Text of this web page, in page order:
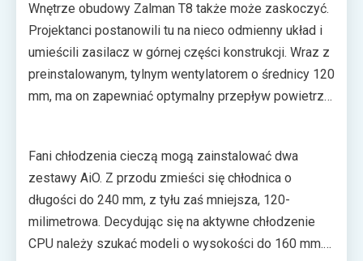
napędem optycznym. Klasykę zrównoważono tu
niewielkim, nowoczesnym akcentem w postaci pasa
RGB LED.
Wnętrze obudowy Zalman T8 także może zaskoczyć.
Projektanci postanowili tu na nieco odmienny układ i
umieścili zasilacz w górnej części konstrukcji. Wraz z
preinstalowanym, tylnym wentylatorem o średnicy 120
mm, ma on zapewniać optymalny przepływ powietrza
mm i jedno boczne mające 120 mm.
Fani chłodzenia cieczą mogą zainstalować dwa
zestawy AiO. Z przodu zmieści się chłodnica o
długości do 240 mm, z tyłu zaś mniejsza, 120-
milimetrowa. Decydując się na aktywne chłodzenie
CPU należy szukać modeli o wysokości do 160 mm.